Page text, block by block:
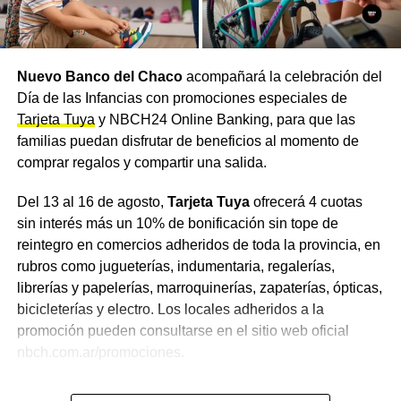
Capdevila, Gancedo, Concepción del Bermejo, Pampa
del Infierno, Los Frentones, Campo Largo, Corzuela, Las
Una vez culminadas las tareas, se reiniciará la
normalización del sistema y la distribución, de acuerdo
con los tiempos necesarios para la presurización y
estabilización de la cañería.
Declaraciones de Sameep
El presidente de Sameep, Nicolás Diez, destacó que se
trata de una intervención necesaria para continuar
consolidando la infraestructura de abastecimiento de
agua potable, y remarcó que se está reemplazando una
conexión provisoria por una vinculación definitiva que
permitirá mejorar las condiciones hidráulicas del sistema.
Nuevo Banco del Chacoacompañará la celebración del
Día de las Infancias con promociones especiales de
Tarjeta Tuya y NBCH24 Online Banking, para que las
familias puedan disfrutar de beneficios al momento de
comprar regalos y compartir una salida.
Del 13 al 16 de agosto, Tarjeta Tuyaofrecerá 4 cuotas
sin interés más un 10% de bonificación sin tope de
reintegro en comercios adheridos de toda la provincia, en
rubros como jugueterías, indumentaria, regalerías,
librerías y papelerías, marroquinerías, zapaterías, ópticas,
bicicleterías y electro. Los locales adheridos a la
promoción pueden consultarse en el sitio web oficial
nbch.com.ar/promociones.